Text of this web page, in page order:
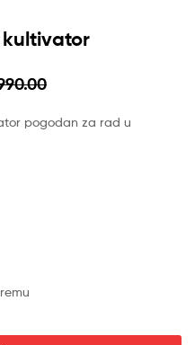
kultivator
pogodan za rad u